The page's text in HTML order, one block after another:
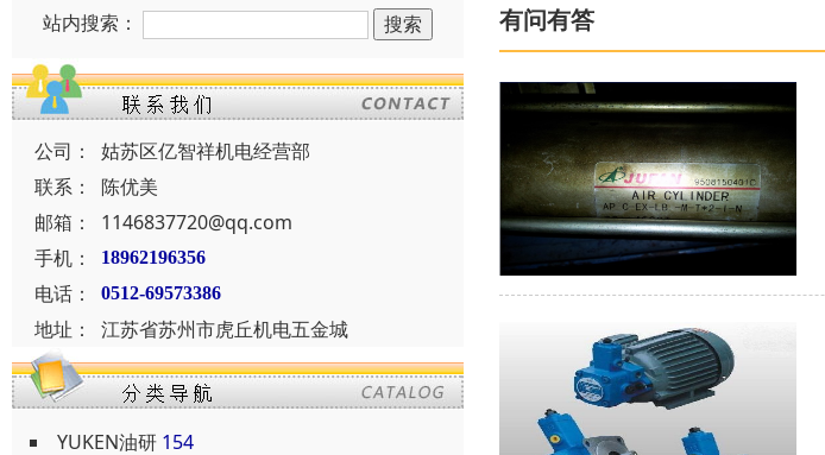
站内搜索：
公司：
姑苏区亿智祥机电经营部
联系：
陈优美
邮箱：
1146837720@qq.com
手机：
18962196356
电话： 0512-69573386
地址： 江苏省苏州市虎丘机电五金城
YUKEN油研 154
有问有答